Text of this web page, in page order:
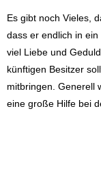
Es gibt noch Vieles,
dass er endlich in
viel Liebe und
künftigen Besitzer
mitbringen. Generell
eine große Hilfe bei